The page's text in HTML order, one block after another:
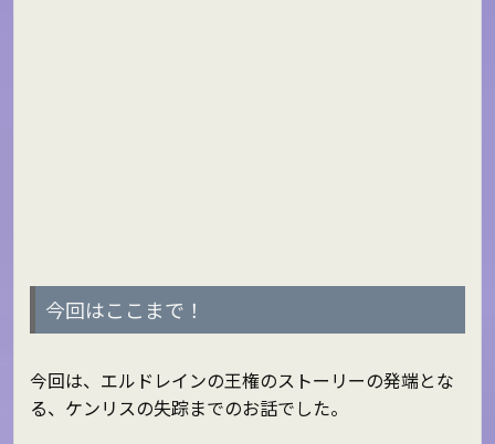
今回はここまで！
今回は、エルドレインの王権のストーリーの発端とな
る、ケンリスの失踪までのお話でした。